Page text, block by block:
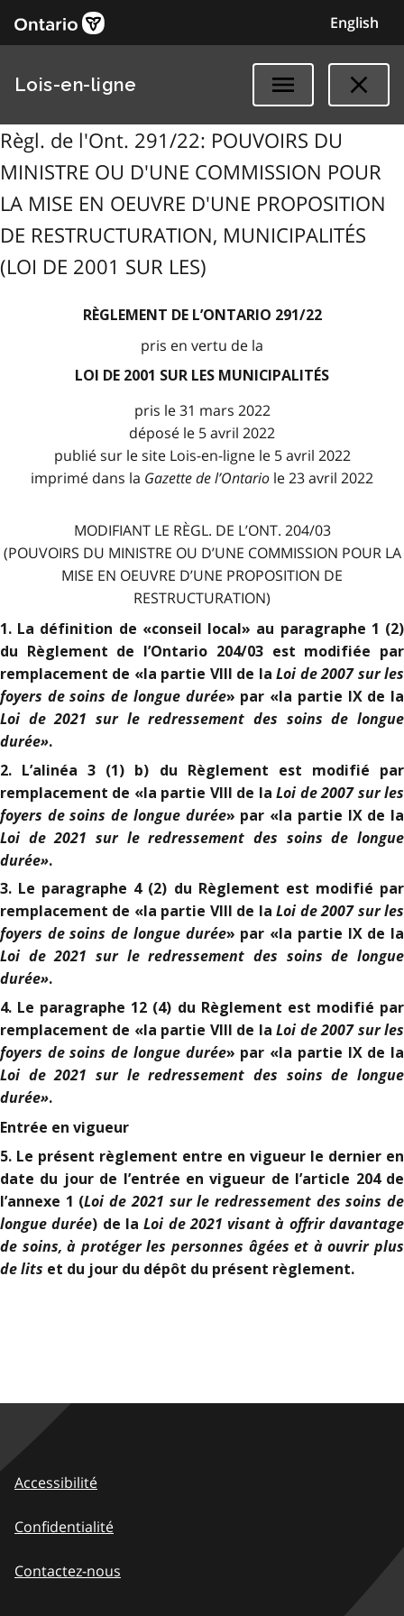
English
Lois-en-ligne
Règl. de l'Ont. 291/22: POUVOIRS DU
MINISTRE OU D'UNE COMMISSION POUR
LA MISE EN OEUVRE D'UNE PROPOSITION
DE RESTRUCTURATION, MUNICIPALITÉS
(LOI DE 2001 SUR LES)
RÈGLEMENT DE L’ONTARIO 291/22
pris en vertu de la
LOI DE 2001 SUR LES MUNICIPALITÉS
pris le 31 mars 2022
déposé le 5 avril 2022
publié sur le site Lois-en-ligne le 5 avril 2022
imprimé dans la Gazette de l’Ontario le 23 avril 2022
MODIFIANT LE RÈGL. DE L’ONT. 204/03
(POUVOIRS DU MINISTRE OU D’UNE COMMISSION POUR LA
MISE EN OEUVRE D’UNE PROPOSITION DE
RESTRUCTURATION)
1. La définition de «conseil local» au paragraphe 1 (2)
du Règlement de l’Ontario 204/03 est modifiée par
remplacement de «la partie VIII de laLoi de 2007 sur les
foyers de soins de longue durée» par «la partie IX de la
Loi de 2021 sur le redressement des soins de longue
durée».
2. L’alinéa 3 (1) b) du Règlement est modifié par
remplacement de «la partie VIII de laLoi de 2007 sur les
foyers de soins de longue durée» par «la partie IX de la
Loi de 2021 sur le redressement des soins de longue
durée».
3. Le paragraphe 4 (2) du Règlement est modifié par
remplacement de «la partie VIII de laLoi de 2007 sur les
foyers de soins de longue durée» par «la partie IX de la
Loi de 2021 sur le redressement des soins de longue
durée».
4. Le paragraphe 12 (4) du Règlement est modifié par
remplacement de «la partie VIII de laLoi de 2007 sur les
foyers de soins de longue durée» par «la partie IX de la
Loi de 2021 sur le redressement des soins de longue
durée».
Entrée en vigueur
5. Le présent règlement entre en vigueur le dernier en
date du jour de l’entrée en vigueur de l’article 204 de
l’annexe 1 (Loi de 2021 sur le redressement des soins de
longue durée) de laLoi de 2021 visant à offrir davantage
de soins, à protéger les personnes âgées et à ouvrir plus
de lits et du jour du dépôt du présent règlement.
Accessibilité
Confidentialité
Contactez-nous